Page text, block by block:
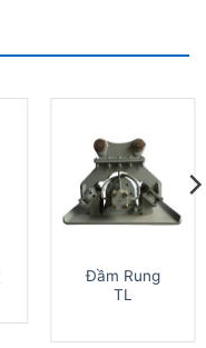
Đầm Rung
TL